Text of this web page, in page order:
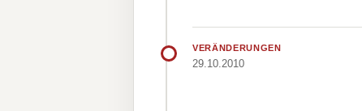
VERÄNDERUNGEN
29.10.2010